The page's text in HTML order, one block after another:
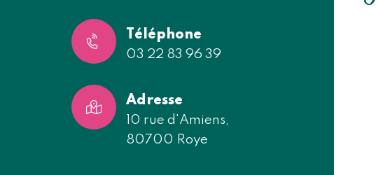
Téléphone
03 22 83 96 39
Adresse
10 rue d'Amiens,
80700 Roye